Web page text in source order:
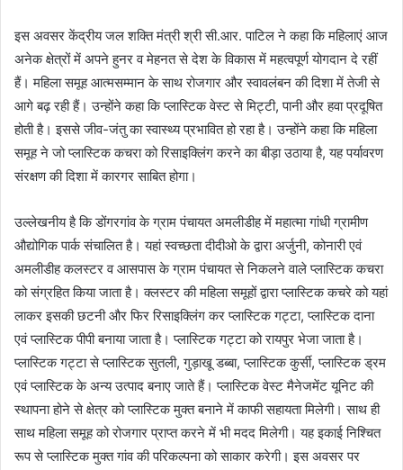
इस अवसर केंद्रीय जल शक्ति मंत्री श्री सी.आर. पाटिल ने कहा कि महिलाएं आज
अनेक क्षेत्रों में अपने हुनर व मेहनत से देश के विकास में महत्वपूर्ण योगदान दे रहीं
हैं। महिला समूह आत्मसम्मान के साथ रोजगार और स्वावलंबन की दिशा में तेजी से
आगे बढ़ रही हैं। उन्होंने कहा कि प्लास्टिक वेस्ट से मिट्टी, पानी और हवा प्रदूषित
होती है। इससे जीव-जंतु का स्वास्थ्य प्रभावित हो रहा है। उन्होंने कहा कि महिला
समूह ने जो प्लास्टिक कचरा को रिसाइक्लिंग करने का बीड़ा उठाया है, यह पर्यावरण
संरक्षण की दिशा में कारगर साबित होगा।
उल्लेखनीय है कि डोंगरगांव के ग्राम पंचायत अमलीडीह में महात्मा गांधी ग्रामीण
औद्योगिक पार्क संचालित है। यहां स्वच्छता दीदीओ के द्वारा अर्जुनी, कोनारी एवं
अमलीडीह कलस्टर व आसपास के ग्राम पंचायत से निकलने वाले प्लास्टिक कचरा
को संग्रहित किया जाता है। क्लस्टर की महिला समूहों द्वारा प्लास्टिक कचरे को यहां
लाकर इसकी छटनी और फिर रिसाइक्लिंग कर प्लास्टिक गट्टा, प्लास्टिक दाना
एवं प्लास्टिक पीपी बनाया जाता है। प्लास्टिक गट्टा को रायपुर भेजा जाता है।
प्लास्टिक गट्टा से प्लास्टिक सुतली, गुड़ाखू डब्बा, प्लास्टिक कुर्सी, प्लास्टिक ड्रम
एवं प्लास्टिक के अन्य उत्पाद बनाए जाते हैं। प्लास्टिक वेस्ट मैनेजमेंट यूनिट की
स्थापना होने से क्षेत्र को प्लास्टिक मुक्त बनाने में काफी सहायता मिलेगी। साथ ही
साथ महिला समूह को रोजगार प्राप्त करने में भी मदद मिलेगी। यह इकाई निश्चित
रूप से प्लास्टिक मुक्त गांव की परिकल्पना को साकार करेगी। इस अवसर पर